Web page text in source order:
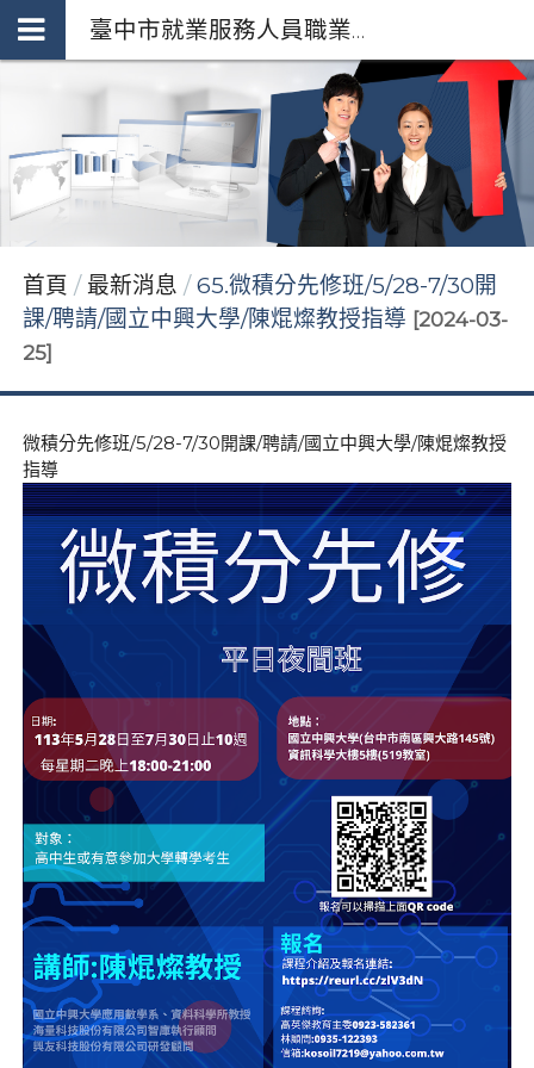
臺中市就業服務人員職業工會 *府授勞資字第1110251982號92253255
首頁 最新消息
65.微積分先修班/5/28-7/30開
課/聘請/國立中興大學/陳焜燦教授指導 [2024-03-
25]
微積分先修班/5/28-7/30開課/聘請/國立中興大學/陳焜燦教授
指導